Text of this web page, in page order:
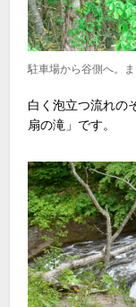
駐車場から谷側へ。
白く泡立つ流れの
扇の滝」です。